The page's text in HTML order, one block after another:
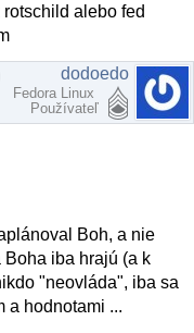
alebo fed
dodoedo
Fedora Linux
Používateľ
Boh, a nie
Boha iba hrajú (a k
"neovláda", iba sa
a hodnotami ...